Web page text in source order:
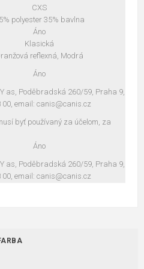
CXS
polyester 35% bavlna
Áno
Klasická
reflexná, Modrá
Áno
as, Poděbradská 260/59, Praha 9,
00, email: canis@canis.cz
byť používaný za účelom, za
Áno
as, Poděbradská 260/59, Praha 9,
00, email: canis@canis.cz